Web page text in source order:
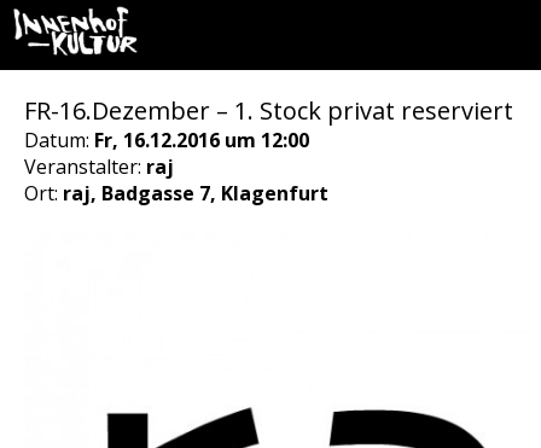
FR-16.Dezember – 1. Stock privat reserviert
Datum: Fr, 16.12.2016 um 12:00
Veranstalter: raj
Ort: raj, Badgasse 7, Klagenfurt